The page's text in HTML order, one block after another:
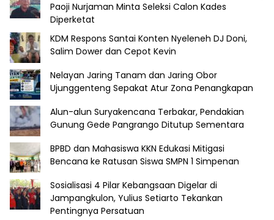
Paoji Nurjaman Minta Seleksi Calon Kades
Diperketat
KDM Respons Santai Konten Nyeleneh DJ Doni,
Salim Dower dan Cepot Kevin
Nelayan Jaring Tanam dan Jaring Obor
Ujunggenteng Sepakat Atur Zona Penangkapan
Alun-alun Suryakencana Terbakar, Pendakian
Gunung Gede Pangrango Ditutup Sementara
BPBD dan Mahasiswa KKN Edukasi Mitigasi
Bencana ke Ratusan Siswa SMPN 1 Simpenan
Sosialisasi 4 Pilar Kebangsaan Digelar di
Jampangkulon, Yulius Setiarto Tekankan
Pentingnya Persatuan